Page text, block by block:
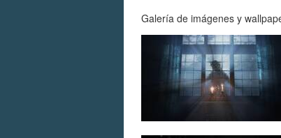
Galería de imágenes y